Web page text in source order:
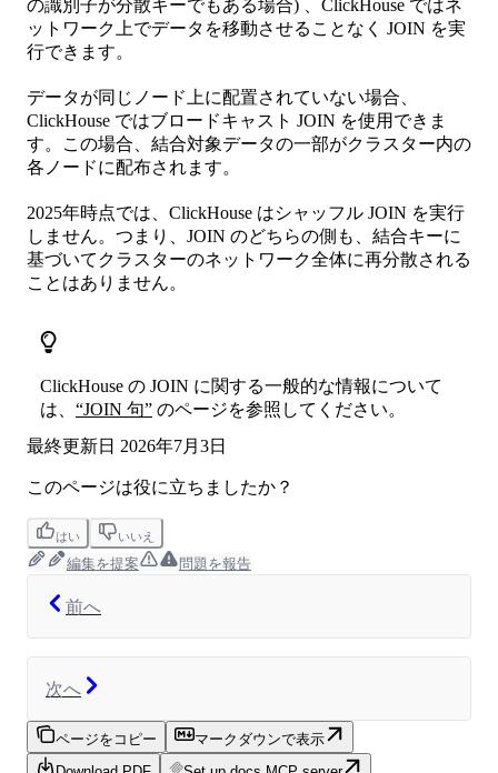
の識別子が分散キーでもある場合) 、ClickHouse ではネ
ットワーク上でデータを移動させることなく JOIN を実
行できます。
データが同じノード上に配置されていない場合、
ClickHouse ではブロードキャスト JOIN を使用できま
す。この場合、結合対象データの一部がクラスター内の
各ノードに配布されます。
2025年時点では、ClickHouse はシャッフル JOIN を実行
しません。つまり、JOIN のどちらの側も、結合キーに
基づいてクラスターのネットワーク全体に再分散される
ことはありません。
ClickHouse の JOIN に関する一般的な情報について
は、 “JOIN 句” のページを参照してください。
最終更新日 2026年7月3日
このページは役に立ちましたか？
はい いいえ
編集を提案 問題を報告
前へ
次へ
ページをコピー
マークダウンで表示